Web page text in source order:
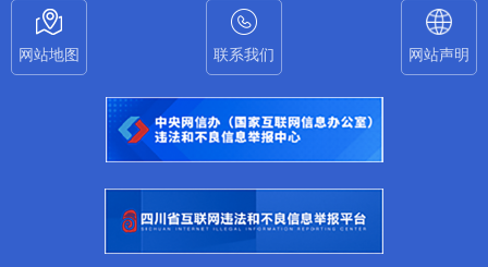
网站地图 联系我们 网站声明